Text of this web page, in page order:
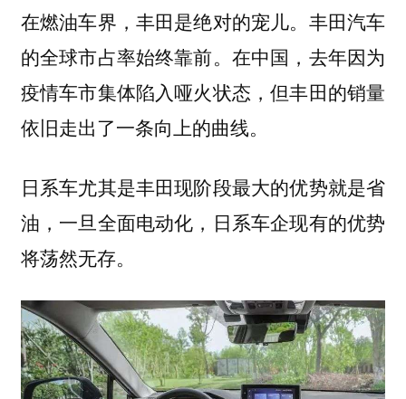
在燃油车界，丰田是绝对的宠儿。丰田汽车
的全球市占率始终靠前。在中国，去年因为
疫情车市集体陷入哑火状态，但丰田的销量
依旧走出了一条向上的曲线。
日系车尤其是丰田现阶段最大的优势就是省
油，一旦全面电动化，日系车企现有的优势
将荡然无存。